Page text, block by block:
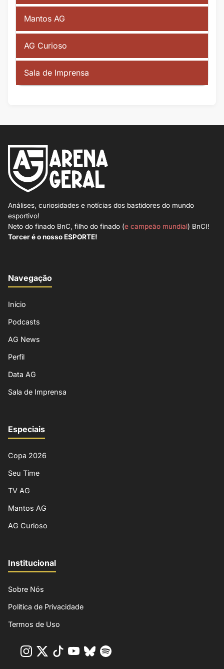
Mantos AG
AG Curioso
Sala de Imprensa
Análises, curiosidades e notícias dos bastidores do mundo
esportivo!
Neto do finado BnC, filho do finado (e campeão mundial) BnCI!
Torcer é o nosso ESPORTE!
Navegação
Início
Podcasts
AG News
Perfil
Data AG
Sala de Imprensa
Especiais
Copa 2026
Seu Time
TV AG
Mantos AG
AG Curioso
Institucional
Sobre Nós
Política de Privacidade
Termos de Uso